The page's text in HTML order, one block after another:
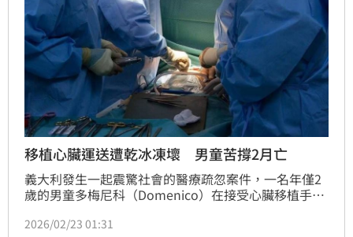
移植心臟運送遭乾冰凍壞 男童苦撐2月亡
義大利發生一起震驚社會的醫療疏忽案件，一名年僅2
歲的男童多梅尼科（Domenico）在接受心臟移植手術
傷」壞死，經過近2個月的全力搶救，最終仍不幸於當
2026/02/23 01:31